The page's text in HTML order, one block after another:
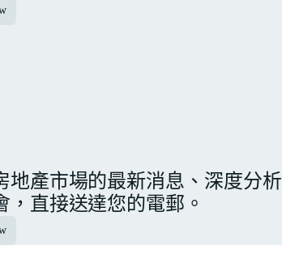
地產市場的最新消息、深度分析
，直接送達您的電郵。